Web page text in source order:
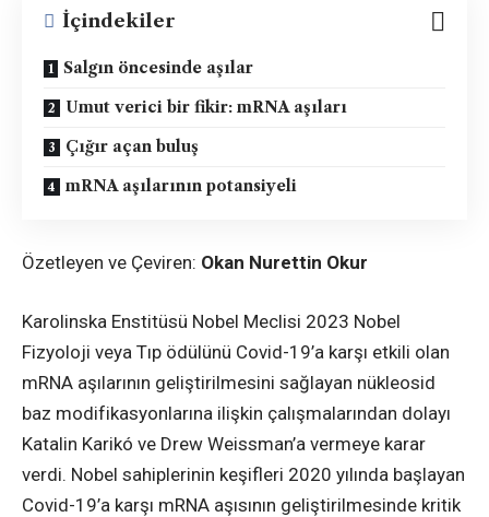
İçindekiler
Salgın öncesinde aşılar
Umut verici bir fikir: mRNA aşıları
Çığır açan buluş
mRNA aşılarının potansiyeli
Özetleyen ve Çeviren: Okan Nurettin Okur
Karolinska Enstitüsü Nobel Meclisi 2023 Nobel
Fizyoloji veya Tıp ödülünü Covid-19’a karşı etkili olan
mRNA aşılarının geliştirilmesini sağlayan nükleosid
baz modifikasyonlarına ilişkin çalışmalarından dolayı
Katalin Karikó ve Drew Weissman’a vermeye karar
verdi. Nobel sahiplerinin keşifleri 2020 yılında başlayan
Covid-19’a karşı mRNA aşısının geliştirilmesinde kritik